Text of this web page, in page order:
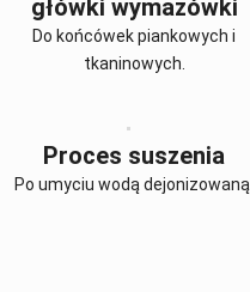
główki wymazówki
Do końcówek piankowych i
tkaninowych.
Proces suszenia
Po umyciu wodą dejonizowaną.